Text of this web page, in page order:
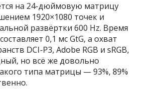
на 24-дюймовую матрицу
1920×1080 точек и
развёртки 600 Hz. Время
0,1 мс GtG, а охват
DCI-P3, Adobe RGB и sRGB,
но всё же довольно
типа матрицы — 93%, 89%